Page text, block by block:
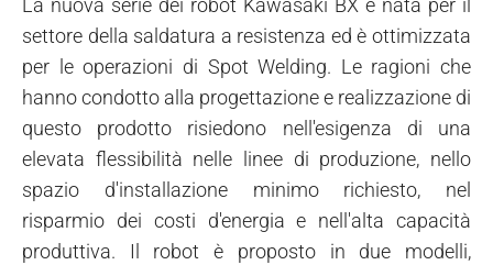
La nuova serie dei robot Kawasaki BX è nata per il
settore della saldatura a resistenza ed è ottimizzata
per le operazioni di Spot Welding. Le ragioni che
hanno condotto alla progettazione e realizzazione di
questo prodotto risiedono nell'esigenza di una
elevata flessibilità nelle linee di produzione, nello
spazio d'installazione minimo richiesto, nel
risparmio dei costi d'energia e nell'alta capacità
produttiva. Il robot è proposto in due modelli,